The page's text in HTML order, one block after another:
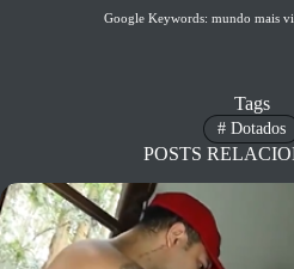
Google Keywords: mundo mais
Tags
# Dotados
POSTS